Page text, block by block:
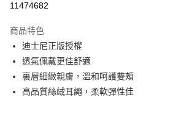
全盈+PAY
ATM付款
運送方式
11474682
商品特色
迪士尼正版授權
透氣佩戴更佳舒適
裏層細緻親膚，溫和呵護雙頰
高品質絲絨耳繩，柔軟彈性佳